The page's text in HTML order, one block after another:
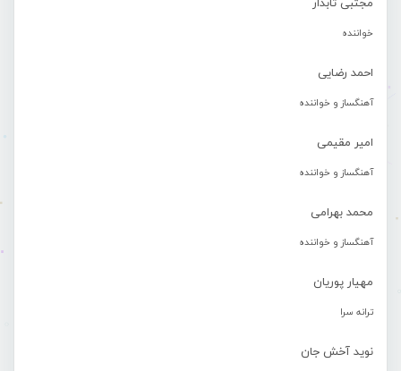
مجتبی تابدار
خواننده
احمد رضایی
آهنگساز و خواننده
امیر مقیمی
آهنگساز و خواننده
محمد بهرامی
آهنگساز و خواننده
مهیار پوریان
ترانه سرا
نوید آخش جان